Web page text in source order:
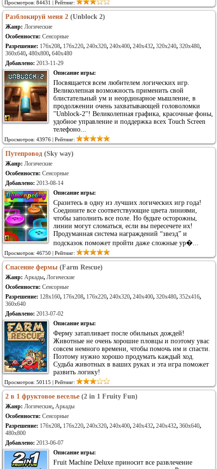
Просмотров: 84431 | Рейтинг:
Разблокируй меня 2 (Unblock 2)
Жанр: Логические
Особенности: Сенсорные
Разрешение: 176x208, 176x220, 240x320, 240x400, 240x432, 320x240, 320x480,
360x640, 480x800, 640x480
Добавлено: 2013-11-29
Описание игры:
Посвящается всем любителем логических игр.
Великолепная возможность применить свой
блистательный ум и неординарное мышление, в
продолжении очень захватывающей головоломки
"Unblock-2"! Великолепная графика, красочные фоны,
удобное управление и поддержка всех Touch Screen
телефоно...
Просмотров: 43976 | Рейтинг:
Путепровод (Sky way)
Жанр: Логические
Особенности: Сенсорные
Добавлено: 2013-08-14
Описание игры:
Сразитесь в одну из лучших логических игр года!
Соедините все соответствующие цвета линиями,
чтобы заполнить все поле. Но будьте осторожны,
линии могут сломаться, если вы пересечете их!
Продуманная система награждений “звезд” и
подсказок поможет пройти даже сложные ур�...
Просмотров: 46750 | Рейтинг:
Спасение фермы (Farm Rescue)
Жанр: Аркады, Логические
Особенности: Сенсорные
Разрешение: 128x160, 176x208, 176x220, 240x320, 240x400, 320x480, 352x416,
360x640
Добавлено: 2013-07-02
Описание игры:
Ферму затапливает после обильных дождей!
Животные не очень хорошие пловцы и поэтому увас
совсем немного времени, чтобы помочь им и спасти.
Поэтому нужно хорошо продумать каждый ход.
Судьба животных в ваших руках и эта игра поможет
развить логику!
Просмотров: 50115 | Рейтинг:
2 в 1 фруктовое веселье (2 in 1 Fruity Fun)
Жанр: Логические, Аркады
Особенности: Сенсорные
Разрешение: 176x208, 176x220, 240x320, 240x400, 240x432, 240x432, 360x640,
480x800
Добавлено: 2013-06-07
Описание игры:
Fruit Machine Deluxe приносит все развлечение